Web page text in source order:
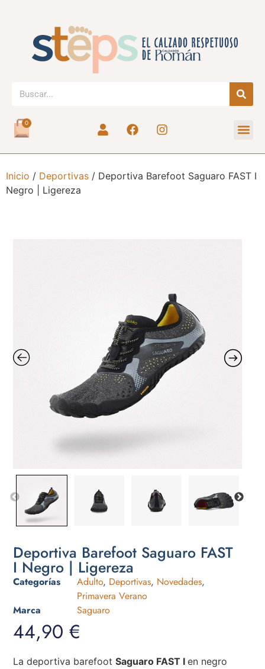
0
Inicio / Deportivas / Deportiva Barefoot Saguaro FAST I
Negro | Ligereza
Deportiva Barefoot Saguaro FAST
I Negro | Ligereza
Categorías Adulto, Deportivas, Novedades,
Primavera Verano
Marca
Saguaro
44,90€
La deportiva barefootSaguaro FAST Ien negro